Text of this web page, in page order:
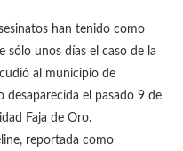
han tenido como
sólo unos días el caso de la
al municipio de
desaparecida el pasado 9 de
Faja de Oro.
reportada como